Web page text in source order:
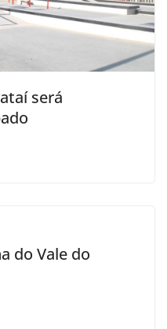
será
do Vale do